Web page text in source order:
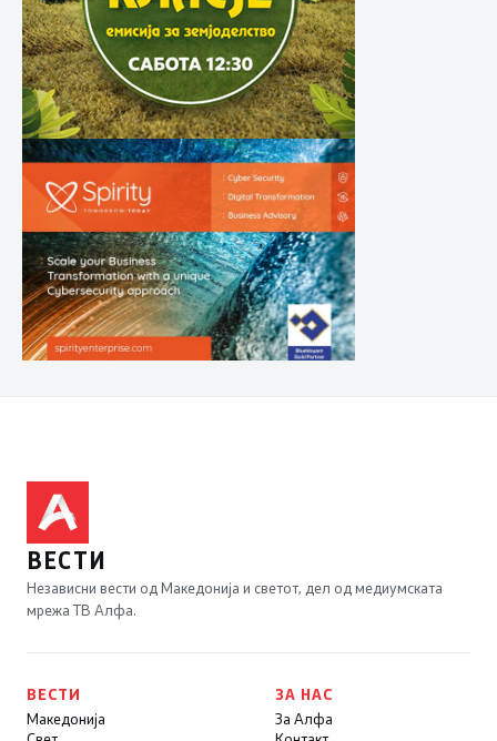
ВЕСТИ
Независни вести од Македонија и светот, дел од медиумската
мрежа ТВ Алфа.
ВЕСТИ
Македонија
ЗА НАС
За Алфа